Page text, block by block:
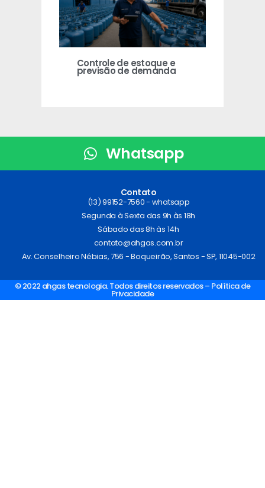
Controle de estoque e
previsão de demanda
Whatsapp
Contato
(13) 99152-7560 - whatsapp
Segunda à Sexta das 9h às 18h
Sábado das 8h às 14h
contato@ahgas.com.br
Av. Conselheiro Nébias, 756 - Boqueirão, Santos - SP, 11045-002
© 2022 ahgas tecnologia. Todos direitos reservados – Política de
Privacidade